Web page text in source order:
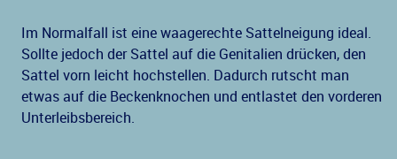
Im Normalfall ist eine waagerechte Sattelneigung ideal.
Sollte jedoch der Sattel auf die Genitalien drücken, den
Sattel vorn leicht hochstellen. Dadurch rutscht man
etwas auf die Beckenknochen und entlastet den vorderen
Unterleibsbereich.